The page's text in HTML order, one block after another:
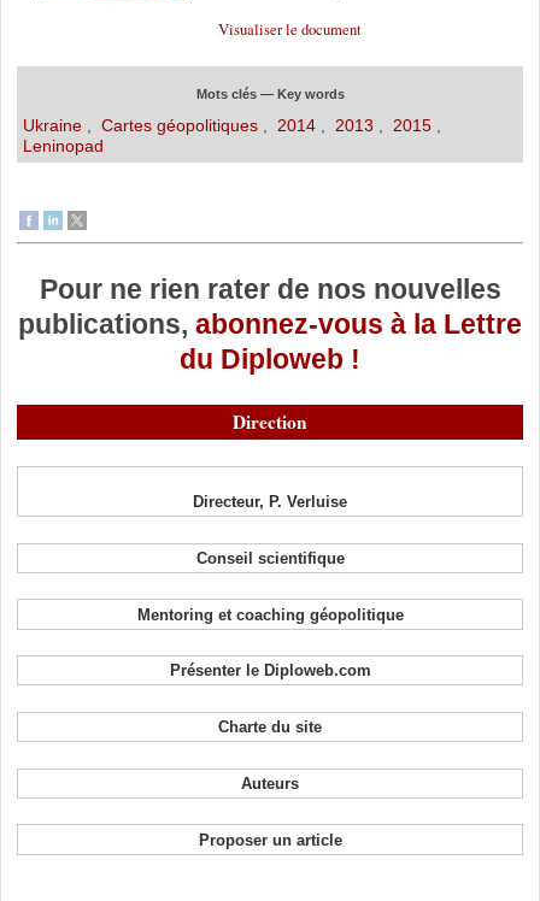
Visualiser le document
Mots clés — Key words
Ukraine, Cartes géopolitiques, 2014, 2013 2015,
Leninopad
Pour ne rien rater de nos nouvelles
publications, abonnez-vous à la Lettre
du Diploweb !
Direction
Directeur, P. Verluise
Conseil scientifique
Mentoring et coaching géopolitique
Présenter le Diploweb.com
Charte du site
Auteurs
Proposer un article